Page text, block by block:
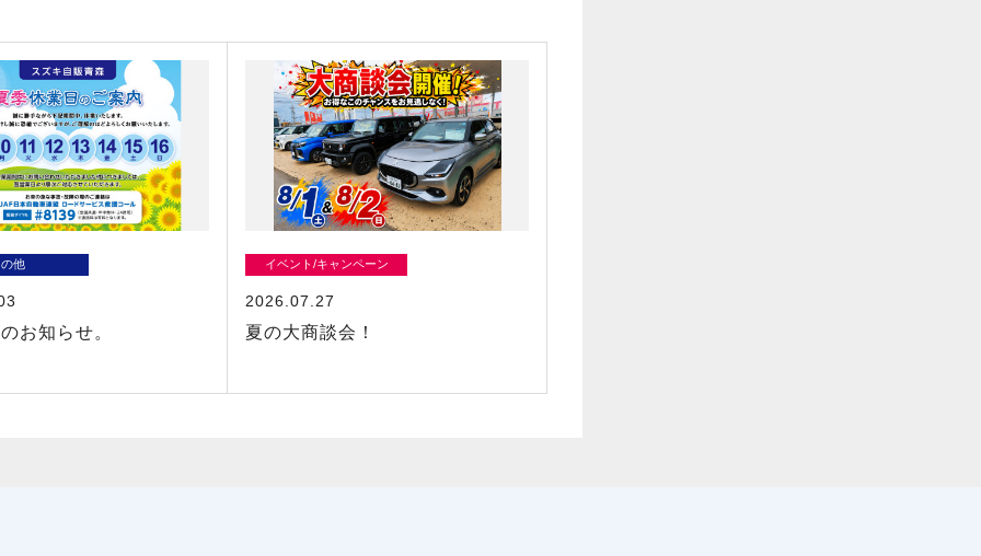
他
お知らせ。
イベント/キャンペーン
2026.07.27
夏の大商談会！